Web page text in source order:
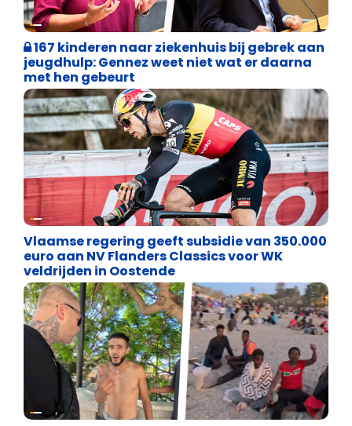
Binnenland politiek
167 kinderen naar ziekenhuis bij gebrek aan
jeugdhulp: Gennez weet niet wat er daarna
met hen gebeurt
Binnenland politiek
Vlaamse regering geeft subsidie van 350.000
euro aan NV Flanders Classics voor WK
veldrijden in Oostende
Asiel en Migratie